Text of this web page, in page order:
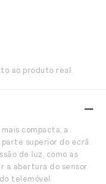
ao produto real.
compacta, a
superior do ecrã.
de luz, como as
a abertura do sensor
telemóvel.